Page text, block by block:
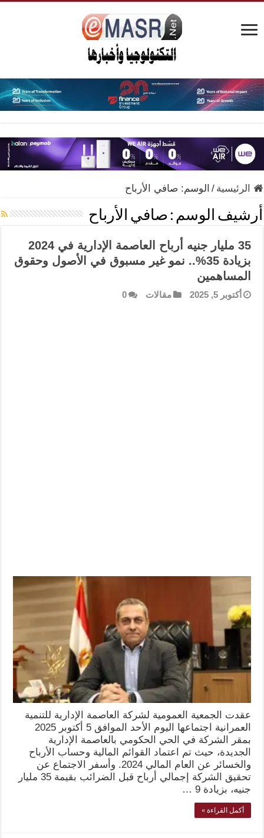
الرئيسية / الوسم:صافي الأرباح
أرشيف الوسم : صافي الأرباح
35 مليار جنيه أرباح العاصمة الإدارية في 2024
بزيادة 35%.. نمو غير مسبوق في الأصول وحقوق
المساهمين
أكتوبر 5, 2025 مقالات 0
عقدت الجمعية العمومية لشركة العاصمة الإدارية للتنمية
العمرانية اجتماعها اليوم الأحد الموافق 5 أكتوبر 2025
بمقر الشركة في الحي الحكومي بالعاصمة الإدارية
الجديدة، حيث تم اعتماد القوائم المالية وحساب الأرباح
والخسائر عن العام المالي 2024. وأسفر الاجتماع عن
تحقيق الشركة إجمالي أرباح قبل الضرائب بقيمة 35 مليار
جنيه، بزيادة 9 …
أكمل القراءة »